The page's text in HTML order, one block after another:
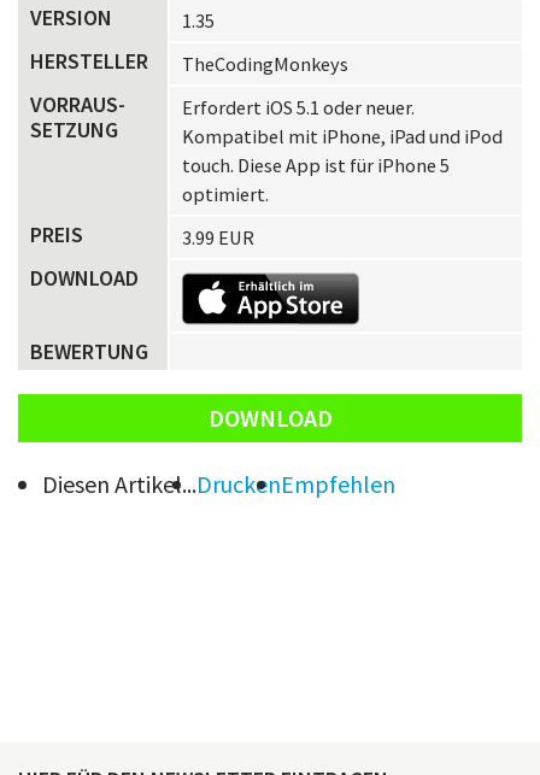
VERSION 1.35
HERSTELLER TheCodingMonkeys
VORRAUS­
SETZUNG
Erfordert iOS 5.1 oder neuer.
Kompatibel mit iPhone, iPad und iPod
touch. Diese App ist für iPhone 5
optimiert.
PREIS 3.99 EUR
DOWNLOAD
BEWERTUNG
DOWNLOAD
Diesen Artikel...DruckenEmpfehlen